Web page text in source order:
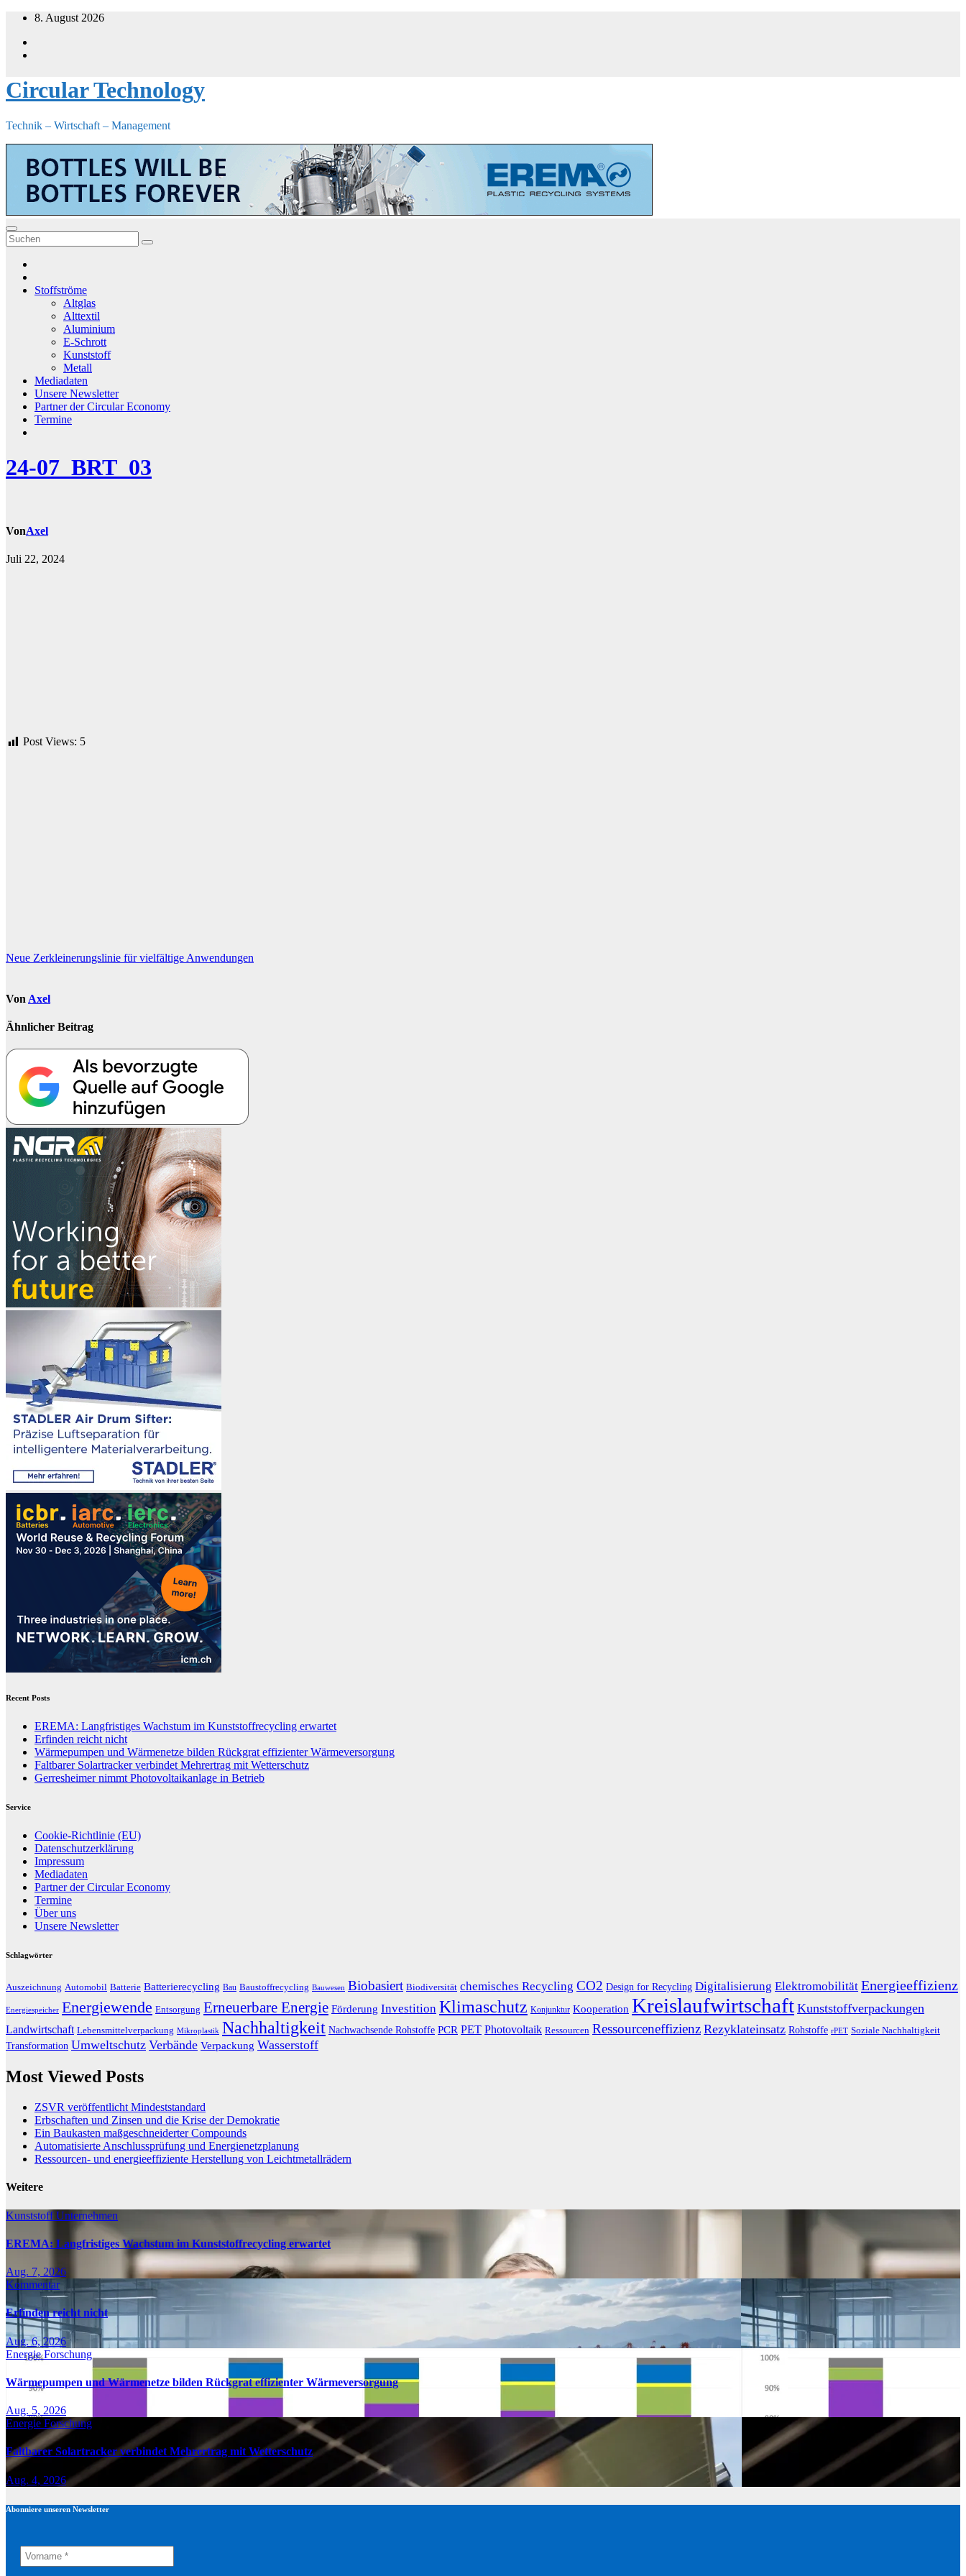
Zum
springen
8. August 2026
Circular Technology
Technik – Wirtschaft – Management
Stoffströme
Altglas
Alttextil
Aluminium
E-Schrott
Kunststoff
Metall
Mediadaten
Unsere Newsletter
Partner der Circular Economy
Termine
24-07_BRT_03
VonAxel
Juli 22, 2024
Post Views: 5
Beitragsnavigation
Neue Zerkleinerungslinie für vielfältige Anwendungen
Von Axel
Ähnlicher Beitrag
Recent Posts
EREMA: Langfristiges Wachstum im Kunststoffrecycling erwartet
Erfinden reicht nicht
Wärmepumpen und Wärmenetze bilden Rückgrat effizienter Wärmeversorgung
Faltbarer Solartracker verbindet Mehrertrag mit Wetterschutz
Gerresheimer nimmt Photovoltaikanlage in Betrieb
Service
Cookie-Richtlinie (EU)
Datenschutzerklärung
Impressum
Mediadaten
Partner der Circular Economy
Termine
Über uns
Unsere Newsletter
Schlagwörter
Auszeichnung Automobil Batterie Batterierecycling Bau Baustoffrecycling Bauwesen Biobasiert Biodiversität chemisches Recycling CO2 Design for Recycling Digitalisierung Elektromobilität Energieeffizienz
Energiespeicher Energiewende Entsorgung Erneuerbare Energie Förderung Investition Klimaschutz Konjunktur Kooperation Kreislaufwirtschaft Kunststoffverpackungen
Landwirtschaft Lebensmittelverpackung Mikroplastik Nachhaltigkeit Nachwachsende Rohstoffe PCR PET Photovoltaik Ressourcen Ressourceneffizienz Rezyklateinsatz Rohstoffe rPET Soziale Nachhaltigkeit
Transformation Umweltschutz Verbände Verpackung Wasserstoff
Most Viewed Posts
ZSVR veröffentlicht Mindeststandard
Erbschaften und Zinsen und die Krise der Demokratie
Ein Baukasten maßgeschneiderter Compounds
Automatisierte Anschlussprüfung und Energienetzplanung
Ressourcen- und energieeffiziente Herstellung von Leichtmetallrädern
Weitere
KunststoffUnternehmen
EREMA: Langfristiges Wachstum im Kunststoffrecycling erwartet
Aug. 7, 2026
Kommentar
Erfinden reicht nicht
Aug. 6, 2026
EnergieForschung
Wärmepumpen und Wärmenetze bilden Rückgrat effizienter Wärmeversorgung
Aug. 5, 2026
Energie Forschung
Faltbarer Solartracker verbindet Mehrertrag mit Wetterschutz
Aug. 4, 2026
Abonniere unseren Newsletter